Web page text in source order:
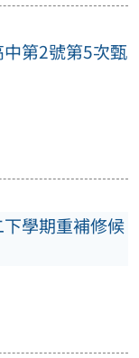
第2號第5次甄
學期重補修候